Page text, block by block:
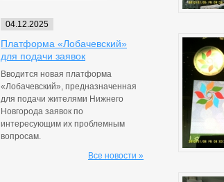
04.12.2025
Платформа «Лобачевский»
для подачи заявок
Вводится новая платформа
«Лобачевский», предназначенная
для подачи жителями Нижнего
Новгорода заявок по
интересующим их проблемным
вопросам.
Все новости »